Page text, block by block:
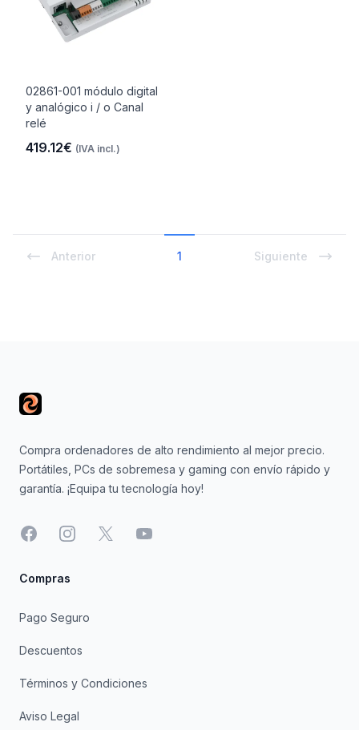
02861-001 módulo digital
y analógico i / o Canal
relé
419.12€ (IVA incl.)
Anterior 1 Siguiente
Compra ordenadores de alto rendimiento al mejor precio.
Portátiles, PCs de sobremesa y gaming con envío rápido y
garantía. ¡Equipa tu tecnología hoy!
FacebookInstagram
X YouTube
Compras
Pago Seguro
Descuentos
Términos y Condiciones
Aviso Legal